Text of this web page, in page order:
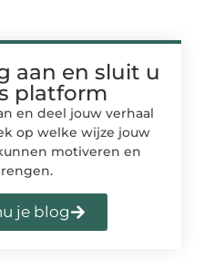
aan en sluit u
platform
en deel jouw verhaal
op welke wijze jouw
motiveren en
je blog